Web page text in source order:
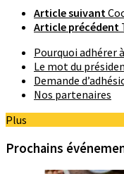
Article suivant
Article précédent
Pourquoi adhérer
Le mot du
Demande
Nos partenaires
Plus
Prochains